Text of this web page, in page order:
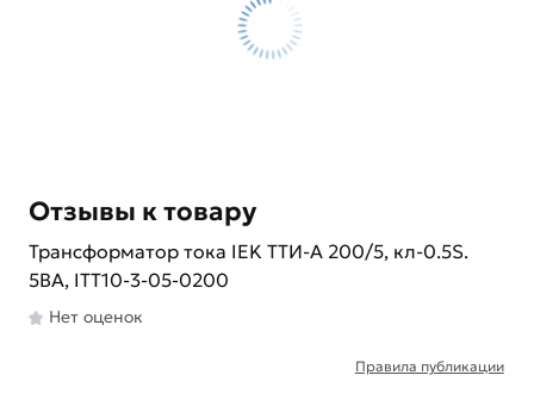
Отзывы к товару
Трансформатор тока IEK ТТИ-А 200/5, кл-0.5S.
5ВА, ITT10-3-05-0200
Нет оценок
Правила публикации